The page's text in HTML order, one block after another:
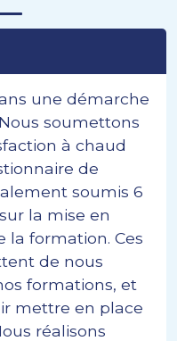
une démarche
soumettons
à chaud
de
soumis 6
la mise en
la formation. Ces
de nous
formations, et
mettre en place
réalisons